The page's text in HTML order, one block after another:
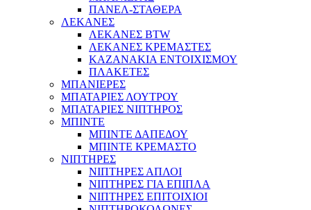
ΠΑΝΕΛ-ΣΤΑΘΕΡΑ
ΛΕΚΑΝΕΣ
ΛΕΚΑΝΕΣ BTW
ΛΕΚΑΝΕΣ ΚΡΕΜΑΣΤΕΣ
ΚΑΖΑΝΑΚΙΑ ΕΝΤΟΙΧΙΣΜΟΥ
ΠΛΑΚΕΤΕΣ
ΜΠΑΝΙΕΡΕΣ
ΜΠΑΤΑΡΙΕΣ ΛΟΥΤΡΟΥ
ΜΠΑΤΑΡΙΕΣ ΝΙΠΤΗΡΟΣ
ΜΠΙΝΤΕ
ΜΠΙΝΤΕ ΔΑΠΕΔΟΥ
ΜΠΙΝΤΕ ΚΡΕΜΑΣΤΟ
ΝΙΠΤΗΡΕΣ
ΝΙΠΤΗΡΕΣ ΑΠΛΟΙ
ΝΙΠΤΗΡΕΣ ΓΙΑ ΕΠΙΠΛΑ
ΝΙΠΤΗΡΕΣ ΕΠΙΤΟΙΧΙΟΙ